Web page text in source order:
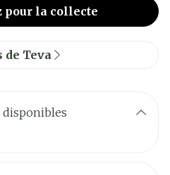
pour la collecte
de Teva